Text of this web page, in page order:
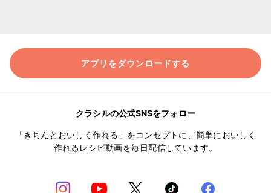
アプリをダウンロードする
クラシルの公式SNSをフォロー
「きちんとおいしく作れる」をコンセプトに、簡単においしく
作れるレシピ動画を毎日配信しています。